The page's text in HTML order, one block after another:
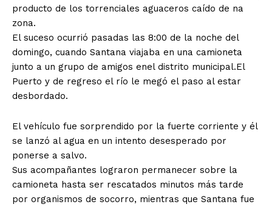
producto de los torrenciales aguaceros caído de na
zona.
El suceso ocurrió pasadas las 8:00 de la noche del
domingo, cuando Santana viajaba en una camioneta
junto a un grupo de amigos enel distrito municipal.El
Puerto y de regreso el río le megó el paso al estar
desbordado.
El vehículo fue sorprendido por la fuerte corriente y él
se lanzó al agua en un intento desesperado por
ponerse a salvo.
Sus acompañantes lograron permanecer sobre la
camioneta hasta ser rescatados minutos más tarde
por organismos de socorro, mientras que Santana fue